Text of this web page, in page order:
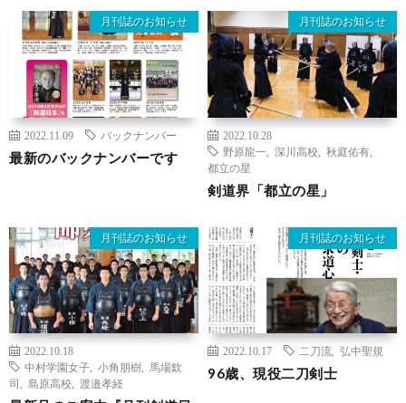
月刊誌のお知らせ
2022.11.09 バックナンバー
最新のバックナンバーです
月刊誌のお知らせ
2022.10.28
野原龍一
深川高校 秋庭佑有
都立の星
剣道界「都立の星」
月刊誌のお知らせ
2022.10.18
中村学園女子
小角朋樹
馬場欽
司
島原高校 渡邉孝経
月刊誌のお知らせ
2022.10.17 二刀流 弘中聖規
96歳、現役二刀剣士